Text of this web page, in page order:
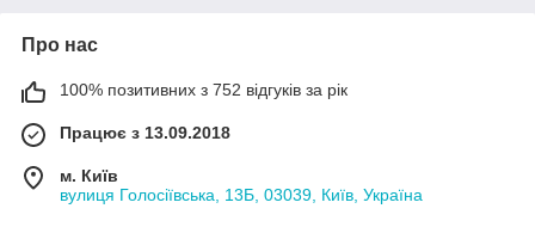
Про нас
100% позитивних з 752 відгуків за рік
Працює з 13.09.2018
м. Київ
вулиця Голосіївська, 13Б, 03039, Київ, Україна